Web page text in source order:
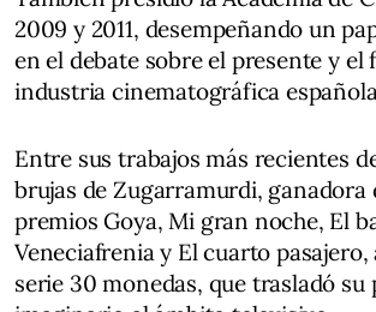
2009 y 2011, desempeñando un
en el debate sobre el presente y el
industria cinematográfica
Entre sus trabajos más recientes
brujas de Zugarramurdi, ganadora
premios Goya, Mi gran noche, El
Veneciafrenia y El cuarto pasajero,
serie 30 monedas, que trasladó